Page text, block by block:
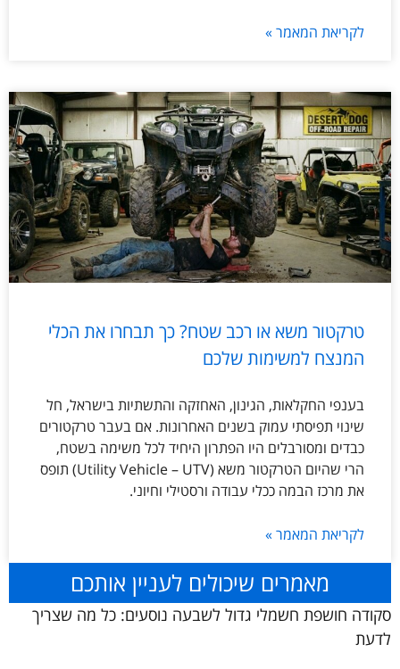
לקריאת המאמר »
טרקטור משא או רכב שטח? כך תבחרו את הכלי
המנצח למשימות שלכם
בענפי החקלאות, הגינון, האחזקה והתשתיות בישראל, חל
שינוי תפיסתי עמוק בשנים האחרונות. אם בעבר טרקטורים
כבדים ומסורבלים היו הפתרון היחיד לכל משימה בשטח,
הרי שהיום הטרקטור משא (Utility Vehicle – UTV) תופס
את מרכז הבמה ככלי עבודה ורסטילי וחיוני.
לקריאת המאמר »
מאמרים שיכולים לעניין אותכם
סקודה חושפת חשמלי גדול לשבעה נוסעים: כל מה שצריך
לדעת